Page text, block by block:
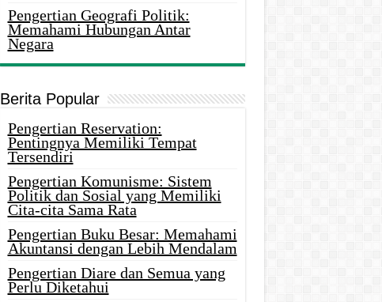
Pengertian Geografi Politik:
Memahami Hubungan Antar
Negara
Berita Popular
Pengertian Reservation:
Pentingnya Memiliki Tempat
Tersendiri
Pengertian Komunisme: Sistem
Politik dan Sosial yang Memiliki
Cita-cita Sama Rata
Pengertian Buku Besar: Memahami
Akuntansi dengan Lebih Mendalam
Pengertian Diare dan Semua yang
Perlu Diketahui